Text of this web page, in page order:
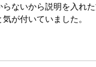
ないから説明を入れ
が付いていました。